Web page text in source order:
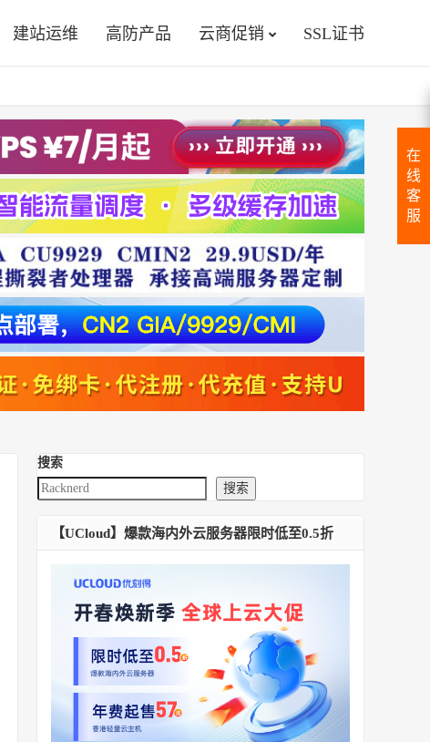
建站运维 高防产品 云商促销 SSL证书
搜索
搜索
【UCloud】爆款海内外云服务器限时低至0.5折
在
线
客
服